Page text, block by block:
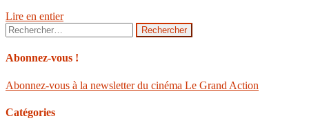
Lire en entier
Rechercher :
Abonnez-vous !
Abonnez-vous à la newsletter du cinéma Le Grand Action
Catégories